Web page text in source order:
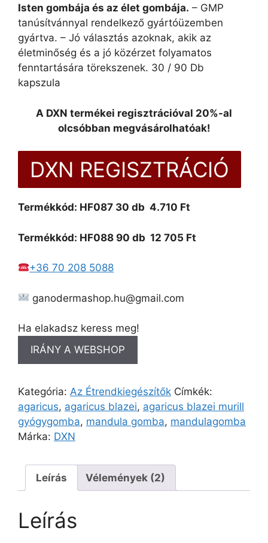
Isten gombája és az élet gombája. – GMP
tanúsítvánnyal rendelkező gyártóüzemben
gyártva. – Jó választás azoknak, akik az
életminőség és a jó közérzet folyamatos
fenntartására törekszenek. 30 / 90 Db
kapszula
A DXN termékei regisztrációval 20%-al
olcsóbban megvásárolhatóak!
DXN REGISZTRÁCIÓ
Termékkód: HF087 30 db 4.710 Ft
Termékkód: HF088 90 db 12 705 Ft
+36 70 208 5088
ganodermashop.hu@gmail.com
Ha elakadsz keress meg!
IRÁNY A WEBSHOP
Kategória: Az Étrendkiegészítők Címkék:
agaricus, agaricus blazei, agaricus blazei murill
gyógygomba, mandula gomba, mandulagomba
Márka: DXN
Leírás Vélemények (2)
Leírás